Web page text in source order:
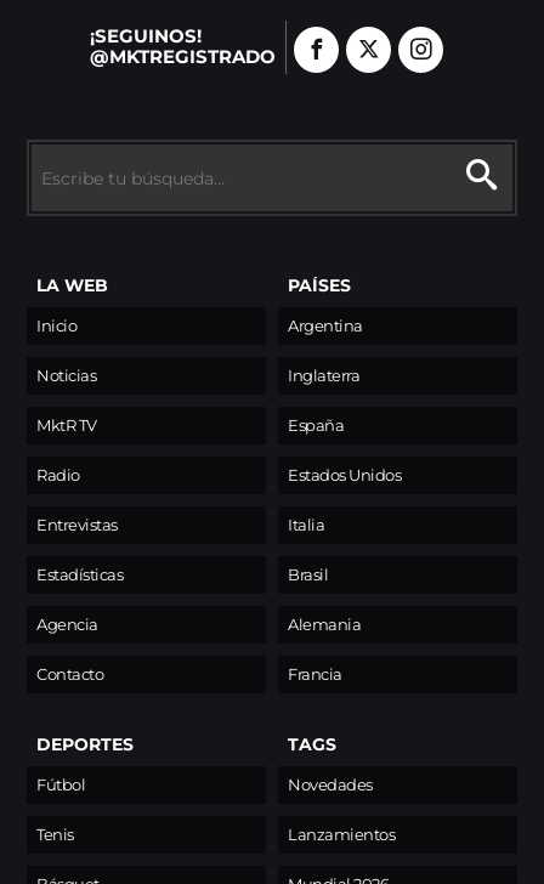
¡SEGUINOS!
@MKTREGISTRADO
LA WEB
Inicio
Noticias
MktR TV
Radio
Entrevistas
Estadísticas
Agencia
Contacto
PAÍSES
Argentina
Inglaterra
España
Estados Unidos
Italia
Brasil
Alemania
Francia
DEPORTES
Fútbol
Tenis
TAGS
Novedades
Lanzamientos